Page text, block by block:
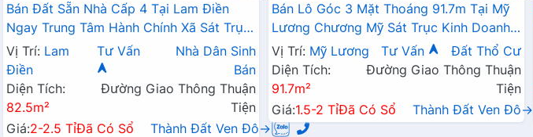
Bán Đất Sẵn Nhà Cấp 4 Tại Lam Điền
Ngay Trung Tâm Hành Chính Xã Sát Trục
Kinh Doanh Giá Chỉ Hơn 2 Tỷ
Vị Trí: Lam
Điền
Tư Vấn
Nhà Dân Sinh
Bán
Diện Tích:
82.5m²
Đường Giao Thông Thuận
Tiện
Giá:2-2.5 TỉĐã Có Sổ Thành Đất Ven Đô→
Bán Lô Góc 3 Mặt Thoáng 91.7m Tại Mỹ
Lương Chương Mỹ Sát Trục Kinh Doanh -
Đất Phân Lô Mỹ Lương Chương Mỹ
Vị Trí: Mỹ Lương Tư Vấn
Đất Thổ Cư
Diện Tích:
91.7m²
Đường Giao Thông Thuận
Tiện
Giá:1.5-2 TỉĐã Có Sổ Thành Đất Ven Đô→